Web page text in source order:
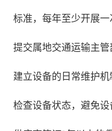
标准，每年至少开展
提交属地交通运输主
建立设备的日常维护机
检查设备状态，避免